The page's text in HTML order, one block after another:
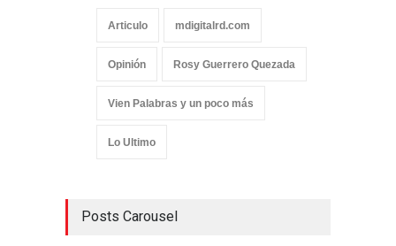
Articulo mdigitalrd.com
Opinión Rosy Guerrero Quezada
Vien Palabras y un poco más
Lo Ultimo
Posts Carousel